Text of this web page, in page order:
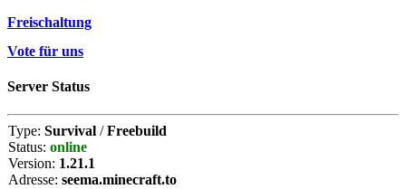
Freischaltung
Vote für uns
Server Status
Type: Survival /Freebuild
Status: online
Version: 1.21.1
Adresse: seema.minecraft.to